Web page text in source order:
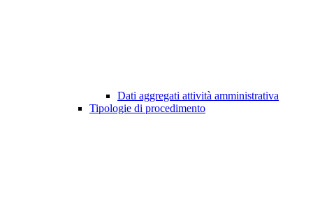
Dati aggregati attività amministrativa
Tipologie di procedimento